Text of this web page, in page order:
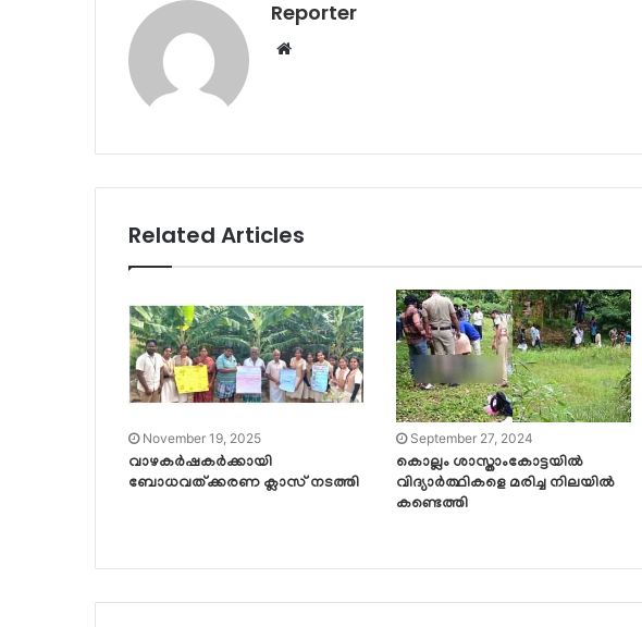
Reporter
Website
Related Articles
November 19, 2025
വാഴകർഷകർക്കായി
ബോധവത്ക്കരണ ക്ലാസ് നടത്തി
September 27, 2024
കൊല്ലം ശാസ്താംകോട്ടയില്‍
വിദ്യാര്‍ത്ഥികളെ മരിച്ച നിലയില്‍
കണ്ടെത്തി